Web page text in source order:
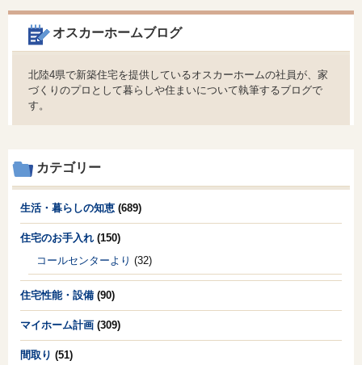
オスカーホームブログ
北陸4県で新築住宅を提供しているオスカーホームの社員が、家
づくりのプロとして暮らしや住まいについて執筆するブログで
す。
カテゴリー
生活・暮らしの知恵 (689)
住宅のお手入れ (150)
コールセンターより (32)
住宅性能・設備 (90)
マイホーム計画 (309)
間取り (51)